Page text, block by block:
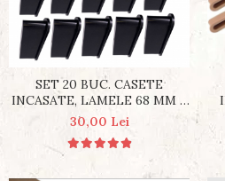
SET 20 BUC. CASETE
INCASATE, LAMELE 68 MM X
8 MM
30,00 Lei